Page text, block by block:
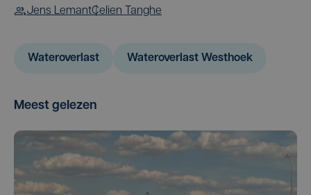
Jens LemantCelien Tanghe
Wateroverlast Wateroverlast Westhoek
Meest gelezen